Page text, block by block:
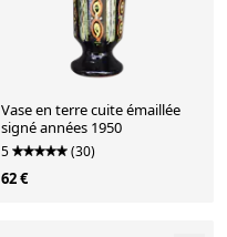
Vase en terre cuite émaillée
signé années 1950
5 (30)
62 €